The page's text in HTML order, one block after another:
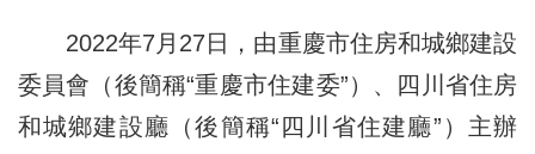
2022年7月27日，由重慶市住房和城鄉建設
委員會（後簡稱“重慶市住建委”）、四川省住房
和城鄉建設廳（後簡稱“四川省住建廳”）主辦